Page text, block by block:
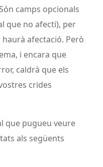
camps opcionals
que no afecti), per
afectació. Però
i encara que
caldrà que els
crides
que pugueu veure
als següents